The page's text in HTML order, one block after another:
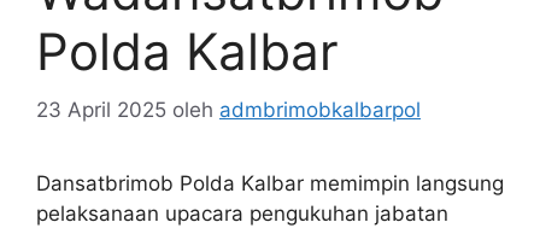
Polda Kalbar
23 April 2025 oleh admbrimobkalbarpol
Dansatbrimob Polda Kalbar memimpin langsung
pelaksanaan upacara pengukuhan jabatan